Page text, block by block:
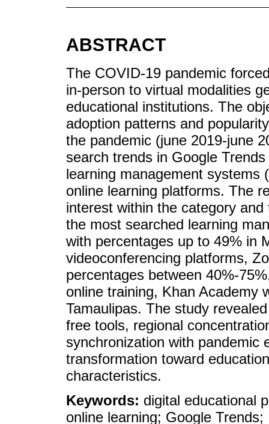
ABSTRACT
The COVID-19 pandemic
in-person to virtual modalities
educational institutions. The
adoption patterns and
the pandemic (june 2019-june
search trends in Google
learning management systems
online learning platforms. The
interest within the category
the most searched learning
with percentages up to 49% in
videoconferencing platforms,
percentages between 40%-
online training, Khan Academy
Tamaulipas. The study
free tools, regional
synchronization with pandemic
transformation toward
characteristics.
Keywords: digital educational
online learning; Google